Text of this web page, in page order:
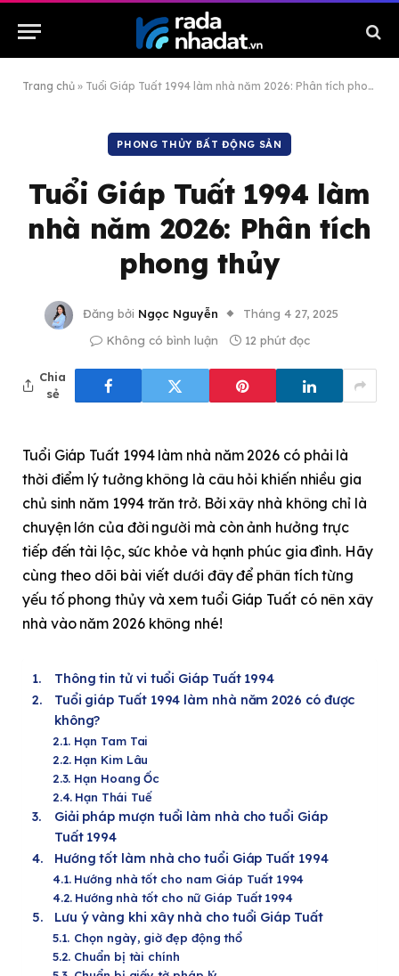
Trang chủ » Tuổi Giáp Tuất 1994 làm nhà năm 2026: Phân tích phong thủy
PHONG THỦY BẤT ĐỘNG SẢN
Tuổi Giáp Tuất 1994 làm
nhà năm 2026: Phân tích
phong thủy
Đăng bởi Ngọc Nguyễn
Tháng 4 27, 2025
Không có bình luận
12 phút đọc
Chia
sẻ
Tuổi Giáp Tuất 1994 làm nhà năm 2026 có phải là
thời điểm lý tưởng không là câu hỏi khiến nhiều gia
chủ sinh năm 1994 trăn trở. Bởi xây nhà không chỉ là
chuyện lớn của đời người mà còn ảnh hưởng trực
tiếp đến tài lộc, sức khỏe và hạnh phúc gia đình. Hãy
cùng theo dõi bài viết dưới đây để phân tích từng
yếu tố phong thủy và xem tuổi Giáp Tuất có nên xây
nhà vào năm 2026 không nhé!
Thông tin tử vi tuổi Giáp Tuất 1994
Tuổi giáp Tuất 1994 làm nhà năm 2026 có được
không?
Hạn Tam Tai
Hạn Kim Lâu
Hạn Hoang Ốc
Hạn Thái Tuế
Giải pháp mượn tuổi làm nhà cho tuổi Giáp
Tuất 1994
Hướng tốt làm nhà cho tuổi Giáp Tuất 1994
Hướng nhà tốt cho nam Giáp Tuất 1994
Hướng nhà tốt cho nữ Giáp Tuất 1994
Lưu ý vàng khi xây nhà cho tuổi Giáp Tuất
Chọn ngày, giờ đẹp động thổ
Chuẩn bị tài chính